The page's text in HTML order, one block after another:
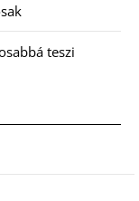
teszi